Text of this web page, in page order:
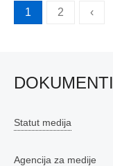
Brojevi
1 2 ‹
DOKUMENTI
Statut medija
Agencija za medije